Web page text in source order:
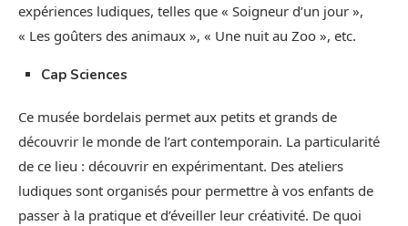
expériences ludiques, telles que « Soigneur d’un jour »,
« Les goûters des animaux », « Une nuit au Zoo », etc.
Cap Sciences
Ce musée bordelais permet aux petits et grands de
découvrir le monde de l’art contemporain. La particularité
de ce lieu : découvrir en expérimentant. Des ateliers
ludiques sont organisés pour permettre à vos enfants de
passer à la pratique et d’éveiller leur créativité. De quoi